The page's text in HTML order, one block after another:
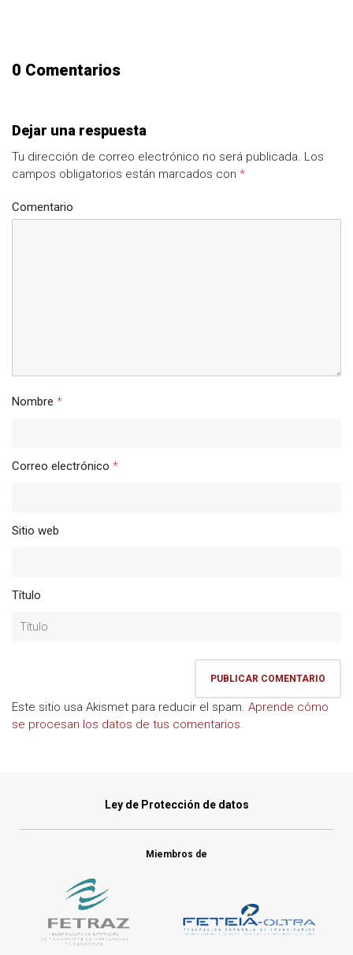
0 Comentarios
Dejar una respuesta
Tu dirección de correo electrónico no será publicada. Los
campos obligatorios están marcados con *
Comentario
Nombre *
Correo electrónico *
Sitio web
Título
Este sitio usa Akismet para reducir el spam. Aprende cómo
se procesan los datos de tus comentarios.
Ley de Protección de datos
Miembros de